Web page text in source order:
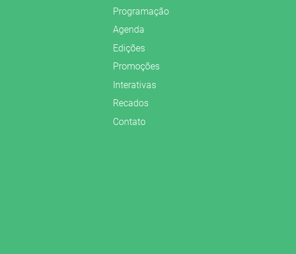
Programação
Agenda
Edições
Promoções
Interativas
Recados
Contato